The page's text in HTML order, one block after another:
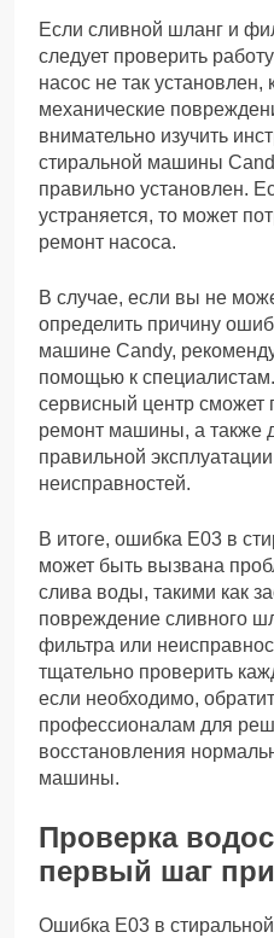
Если сливной шланг и
следует проверить
насос не так установлен,
механические
внимательно изучить
стиральной машины
правильно установлен.
устраняется, то может
ремонт насоса.
В случае, если вы не
определить причину
машине Candy,
помощью к
сервисный центр сможет
ремонт машины, а также
правильной
неисправностей.
В итоге, ошибка Е03 в
может быть вызвана
слива воды, такими как
повреждение сливного
фильтра или
тщательно проверить
если необходимо,
профессионалам для
восстановления
машины.
Проверка
первый шаг
Ошибка Е03 в